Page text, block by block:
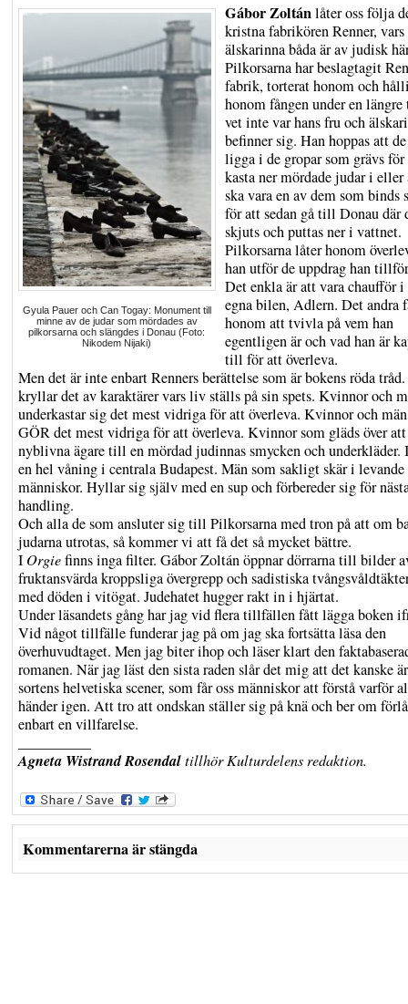
Gyula Pauer och Can Togay: Monument till
minne av de judar som mördades av
pilkorsarna och slängdes i Donau (Foto:
Nikodem Nijaki)
Gábor Zoltánlåter oss följa
kristna fabrikören Renner,
älskarinna båda är av judisk
Pilkorsarna har beslagtagit
fabrik, torterat honom och
honom fången under en
vet inte var hans fru och
befinner sig. Han hoppas att
ligga i de gropar som grävs
kasta ner mördade judar i eller
ska vara en av dem som binds
för att sedan gå till Donau där
skjuts och puttas ner i vattnet.
Pilkorsarna låter honom
han utför de uppdrag han
Det enkla är att vara chaufför i
egna bilen, Adlern. Det andra
honom att tvivla på vem han
egentligen är och vad han är
till för att överleva.
Men det är inte enbart Renners berättelse som är bokens röda
kryllar det av karaktärer vars liv ställs på sin spets. Kvinnor och
underkastar sig det mest vidriga för att överleva. Kvinnor och
GÖR det mest vidriga för att överleva. Kvinnor som gläds över
nyblivna ägare till en mördad judinnas smycken och underkläder.
en hel våning i centrala Budapest. Män som sakligt skär i levande
människor. Hyllar sig själv med en sup och förbereder sig för
handling.
Och alla de som ansluter sig till Pilkorsarna med tron på att om
judarna utrotas, så kommer vi att få det så mycket bättre.
I Orgiefinns inga filter. Gábor Zoltán öppnar dörrarna till bilder
fruktansvärda kroppsliga övergrepp och sadistiska
med döden i vitögat. Judehatet hugger rakt in i hjärtat.
Under läsandets gång har jag vid flera tillfällen fått lägga boken
Vid något tillfälle funderar jag på om jag ska fortsätta läsa den
överhuvudtaget. Men jag biter ihop och läser klart den
romanen. När jag läst den sista raden slår det mig att det kanske
sortens helvetiska scener, som får oss människor att förstå varför
händer igen. Att tro att ondskan ställer sig på knä och ber om
enbart en villfarelse.
Agneta Wistrand Rosendaltillhör Kulturdelens redaktion.
Kommentarerna är stängda